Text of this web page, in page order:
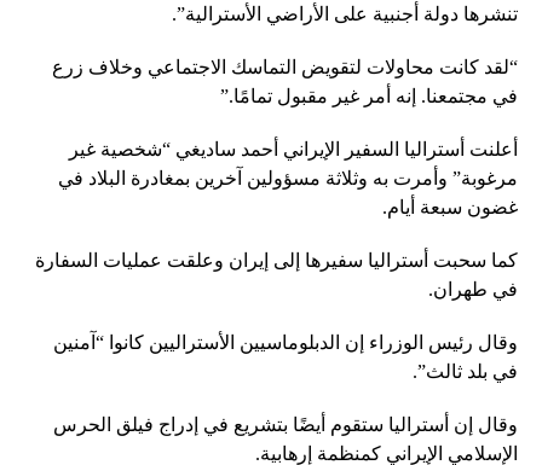
تنشرها دولة أجنبية على الأراضي الأسترالية”.
“لقد كانت محاولات لتقويض التماسك الاجتماعي وخلاف زرع
في مجتمعنا. إنه أمر غير مقبول تمامًا.”
أعلنت أستراليا السفير الإيراني أحمد ساديغي “شخصية غير
مرغوبة” وأمرت به وثلاثة مسؤولين آخرين بمغادرة البلاد في
غضون سبعة أيام.
كما سحبت أستراليا سفيرها إلى إيران وعلقت عمليات السفارة
في طهران.
وقال رئيس الوزراء إن الدبلوماسيين الأستراليين كانوا “آمنين
في بلد ثالث”.
وقال إن أستراليا ستقوم أيضًا بتشريع في إدراج فيلق الحرس
الإسلامي الإيراني كمنظمة إرهابية.